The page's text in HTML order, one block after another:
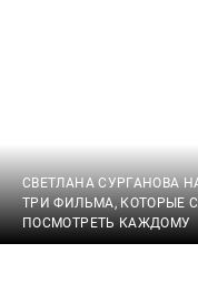
СВЕТЛАНА СУРГАНОВА
ТРИ ФИЛЬМА, КОТОРЫЕ
ПОСМОТРЕТЬ КАЖДОМУ